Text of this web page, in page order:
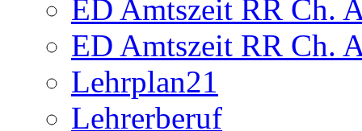
ED Amtszeit RR Ch.
ED Amtszeit RR Ch.
Lehrplan21
Lehrerberuf